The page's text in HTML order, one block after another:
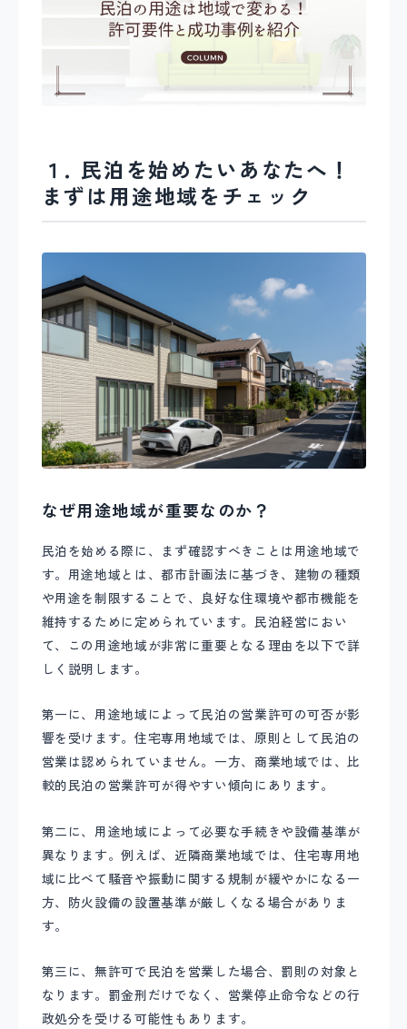
１. 民泊を始めたいあなたへ！
まずは用途地域をチェック
なぜ用途地域が重要なのか？
民泊を始める際に、まず確認すべきことは用途地域で
す。用途地域とは、都市計画法に基づき、建物の種類
や用途を制限することで、良好な住環境や都市機能を
維持するために定められています。民泊経営におい
て、この用途地域が非常に重要となる理由を以下で詳
しく説明します。
第一に、用途地域によって民泊の営業許可の可否が影
響を受けます。住宅専用地域では、原則として民泊の
営業は認められていません。一方、商業地域では、比
較的民泊の営業許可が得やすい傾向にあります。
第二に、用途地域によって必要な手続きや設備基準が
異なります。例えば、近隣商業地域では、住宅専用地
域に比べて騒音や振動に関する規制が緩やかになる一
方、防火設備の設置基準が厳しくなる場合がありま
す。
第三に、無許可で民泊を営業した場合、罰則の対象と
なります。罰金刑だけでなく、営業停止命令などの行
政処分を受ける可能性もあります。